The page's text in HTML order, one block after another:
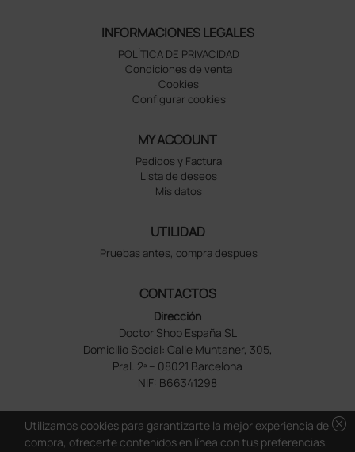
INFORMACIONES LEGALES
POLÍTICA DE PRIVACIDAD
Condiciones de venta
Cookies
Configurar cookies
MY ACCOUNT
Pedidos y Factura
Lista de deseos
Mis datos
UTILIDAD
Pruebas antes, compra despues
CONTACTOS
Dirección
Doctor Shop España SL
Domicilio Social: Calle Muntaner, 305,
Pral. 2ª – 08021 Barcelona
NIF: B66341298
cancel
Utilizamos cookies para garantizarte la mejor experiencia de
compra, ofrecerte contenidos en línea con tus preferencias,